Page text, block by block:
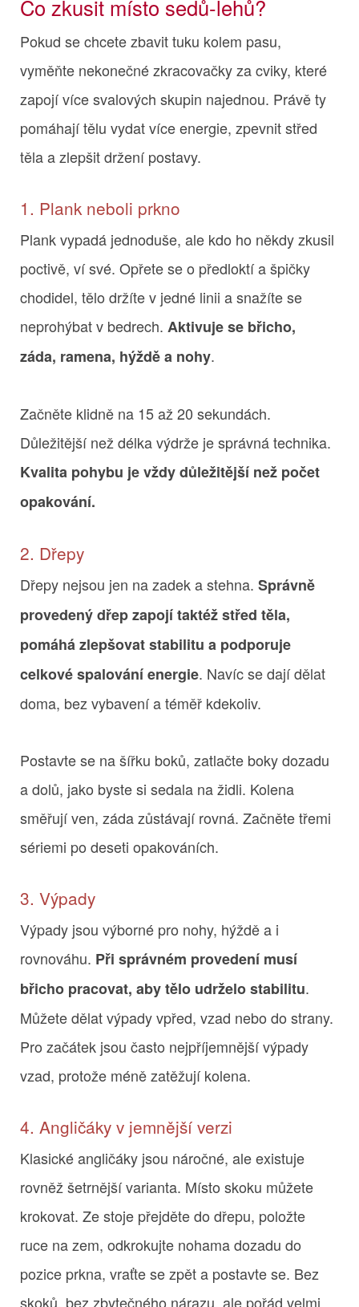
Co zkusit místo sedů-lehů?
Pokud se chcete zbavit tuku kolem pasu,
vyměňte nekonečné zkracovačky za cviky, které
zapojí více svalových skupin najednou. Právě ty
pomáhají tělu vydat více energie, zpevnit střed
těla a zlepšit držení postavy.
1. Plank neboli prkno
Plank vypadá jednoduše, ale kdo ho někdy zkusil
poctivě, ví své. Opřete se o předloktí a špičky
chodidel, tělo držíte v jedné linii a snažíte se
neprohýbat v bedrech. Aktivuje se břicho,
záda, ramena, hýždě a nohy.
Začněte klidně na 15 až 20 sekundách.
Důležitější než délka výdrže je správná technika.
Kvalita pohybu je vždy důležitější než počet
opakování.
2. Dřepy
Dřepy nejsou jen na zadek a stehna. Správně
provedený dřep zapojí taktéž střed těla,
pomáhá zlepšovat stabilitu a podporuje
celkové spalování energie. Navíc se dají dělat
doma, bez vybavení a téměř kdekoliv.
Postavte se na šířku boků, zatlačte boky dozadu
a dolů, jako byste si sedala na židli. Kolena
směřují ven, záda zůstávají rovná. Začněte třemi
sériemi po deseti opakováních.
3. Výpady
Výpady jsou výborné pro nohy, hýždě a i
rovnováhu. Při správném provedení musí
břicho pracovat, aby tělo udrželo stabilitu.
Můžete dělat výpady vpřed, vzad nebo do strany.
Pro začátek jsou často nejpříjemnější výpady
vzad, protože méně zatěžují kolena.
4. Angličáky v jemnější verzi
Klasické angličáky jsou náročné, ale existuje
rovněž šetrnější varianta. Místo skoku můžete
krokovat. Ze stoje přejděte do dřepu, položte
ruce na zem, odkrokujte nohama dozadu do
pozice prkna, vraťte se zpět a postavte se. Bez
skoků, bez zbytečného nárazu, ale pořád velmi